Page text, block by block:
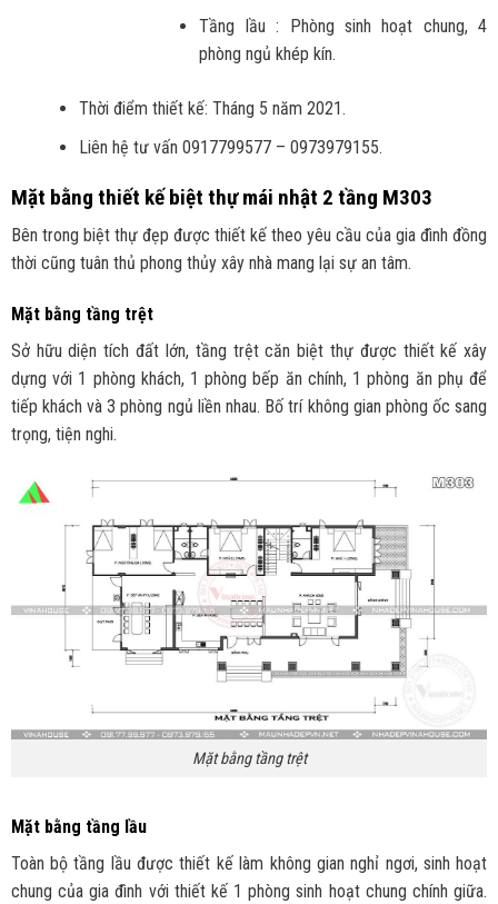
Tầng lầu : Phòng sinh hoạt chung, 4
phòng ngủ khép kín.
Thời điểm thiết kế: Tháng 5 năm 2021.
Liên hệ tư vấn 0917799577 – 0973979155.
Mặt bằng thiết kế biệt thự mái nhật 2 tầng M303
Bên trong biệt thự đẹp được thiết kế theo yêu cầu của gia đình đồng
thời cũng tuân thủ phong thủy xây nhà mang lại sự an tâm.
Mặt bằng tầng trệt
Sở hữu diện tích đất lớn, tầng trệt căn biệt thự được thiết kế xây
dựng với 1 phòng khách, 1 phòng bếp ăn chính, 1 phòng ăn phụ để
tiếp khách và 3 phòng ngủ liền nhau. Bố trí không gian phòng ốc sang
trọng, tiện nghi.
Mặt bằng tầng trệt
Mặt bằng tầng lầu
Toàn bộ tầng lầu được thiết kế làm không gian nghỉ ngơi, sinh hoạt
chung của gia đình với thiết kế 1 phòng sinh hoạt chung chính giữa.